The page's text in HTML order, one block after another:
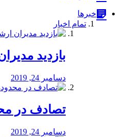
خبرها
تمام اخبار
بازدید
دسامبر 24, 2019
تصادف در
دسامبر 24, 2019